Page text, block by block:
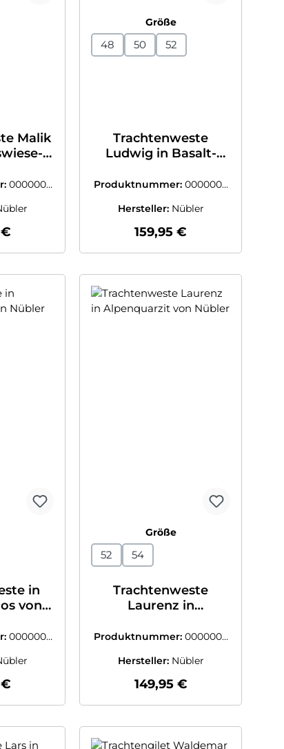
auswählen
Malik
0000003
Preis:
€
Größeauswählen
48 50 52
Trachtenweste
Ludwig in Basalt-
Nübler
Produktnummer:0000003
Hersteller: Nübler
Regulärer Preis:
159,95 €
auswählen
in
von
0000003
Preis:
€
Größeauswählen
52 54
Trachtenweste
Laurenz in
Nübler
Produktnummer:0000003
Hersteller: Nübler
Regulärer Preis:
149,95 €